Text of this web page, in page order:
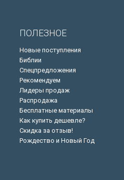
ПОЛЕЗНОЕ
Новые поступления
Библии
Спецпредложения
Рекомендуем
Лидеры продаж
Распродажа
Бесплатные материалы
Как купить дешевле?
Скидка за отзыв!
Рождество и Новый Год